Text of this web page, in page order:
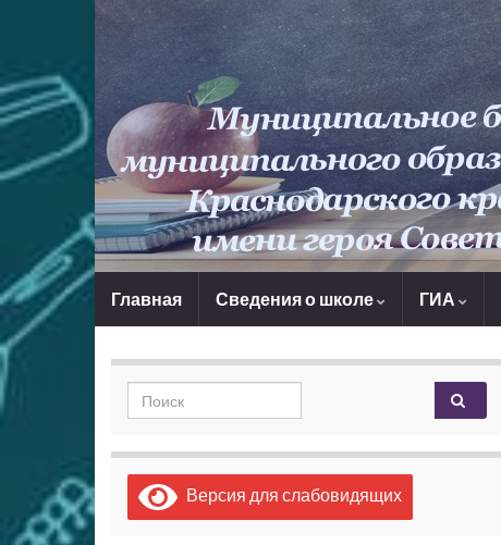
Главная Сведения о школе ГИА
Search for:
Версия для слабовидящих